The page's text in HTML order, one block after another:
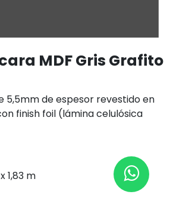
MDF Gris Grafito
5,5mm de espesor revestido en
finish foil (lámina celulósica
1,83 m